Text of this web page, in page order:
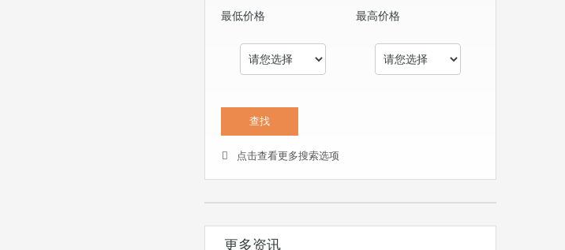
最低价格 最高价格
点击查看更多搜索选项
更多资讯